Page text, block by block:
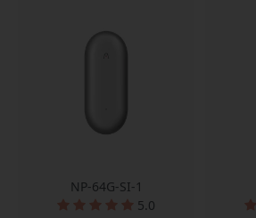
NP-64G-SI-1
5.0